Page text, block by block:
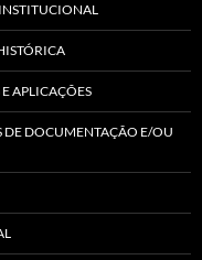
APLICAÇÕES
DE DOCUMENTAÇÃO E/OU